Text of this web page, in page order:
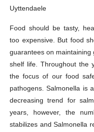
Uyttendaele
Food should be tasty,
too expensive. But food
guarantees on
shelf life. Throughout the
the focus of our food
pathogens. Salmonella is
decreasing trend for
years, however, the
stabilizes and Salmonella